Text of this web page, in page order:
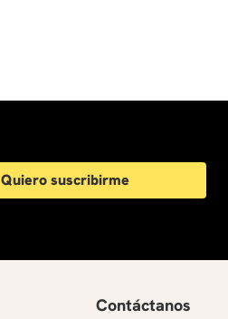
Quiero suscribirme
Contáctanos